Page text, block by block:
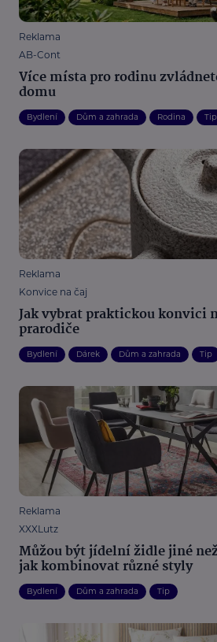
Reklama
AB-Cont
Více místa pro rodinu
domu
Bydlení Dům a zahrada Rodina Tip
Reklama
Konvice na čaj
Jak vybrat praktickou konvici
prarodiče
Bydlení Dárek Dům a zahrada Tip
Reklama
XXXLutz
Můžou být jídelní židle jiné
jak kombinovat různé styly
Bydlení Dům a zahrada Tip